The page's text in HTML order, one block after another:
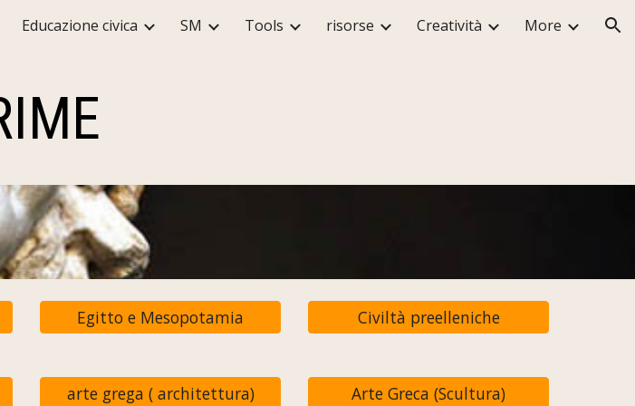
Skip to navigation
Educazione civica SM Tools risorse Creatività More
Egitto e Mesopotamia Civiltà preelleniche
arte grega ( architettura) Arte Greca (Scultura)